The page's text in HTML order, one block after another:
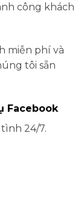
công khách
miễn phí và
tôi sẵn
Facebook
24/7.